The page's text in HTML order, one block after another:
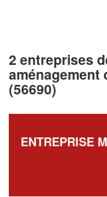
2 entreprises
aménagement
(56690)
ENTREPRISE
✕
vos